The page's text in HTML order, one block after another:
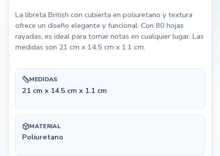
La libreta British con cubierta en poliuretano y textura
ofrece un diseño elegante y funcional. Con 80 hojas
rayadas, es ideal para tomar notas en cualquier lugar. Las
medidas son 21 cm x 14.5 cm x 1.1 cm.
MEDIDAS
21 cm x 14.5 cm x 1.1 cm
MATERIAL
Poliuretano